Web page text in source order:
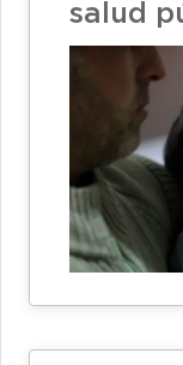
salud